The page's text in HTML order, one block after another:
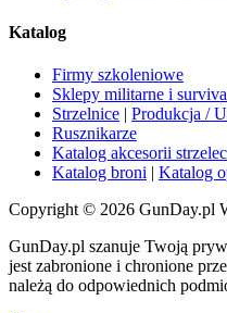
Katalog
Firmy szkoleniowe
Sklepy militarne i
Strzelnice | Produkcja /
Rusznikarze
Katalog akcesorii
Katalog broni | Katalog
Copyright © 2026 GunDay.pl
GunDay.pl szanuje Twoją
jest zabronione i chronione
należą do odpowiednich